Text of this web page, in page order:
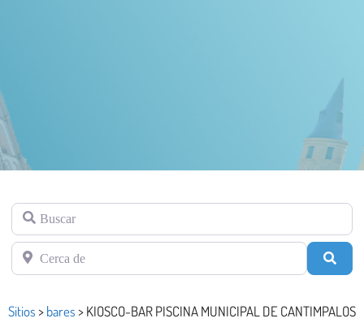
Buscar
Cerca de
Sitios >bares >KIOSCO-BAR PISCINA MUNICIPAL DE CANTIMPALOS